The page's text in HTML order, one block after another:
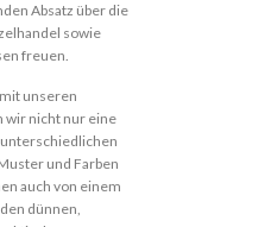
Absatz über die
sowie
freuen.
unseren
wir nicht nur eine
und Farben
auch von einem
dünnen,